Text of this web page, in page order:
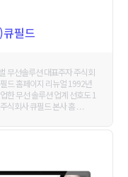
필드
무선솔루션 대표주자 주식회
드 홈페이지 리뉴얼 1992년
한 무선 솔루션 업계 선호도 1
식회사 큐필드 본사 홈 . . .